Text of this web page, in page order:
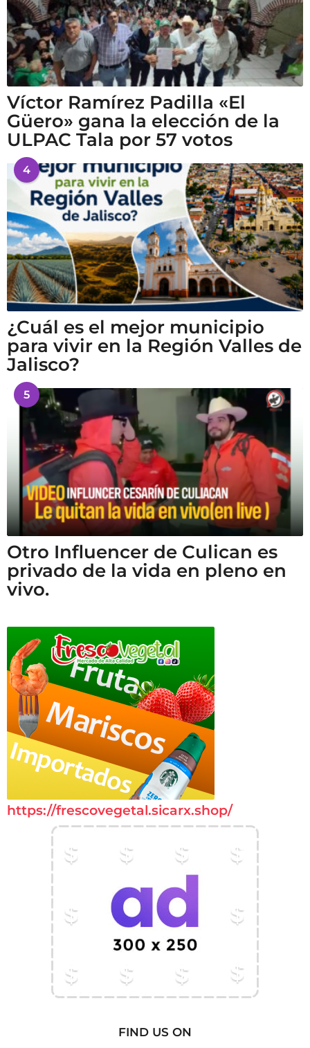
Víctor Ramírez Padilla «El
Güero» gana la elección de la
ULPAC Tala por 57 votos
4
¿Cuál es el mejor municipio
para vivir en la Región Valles de
Jalisco?
5
Otro Influencer de Culican es
privado de la vida en pleno en
vivo.
https://frescovegetal.sicarx.shop/
FIND US ON